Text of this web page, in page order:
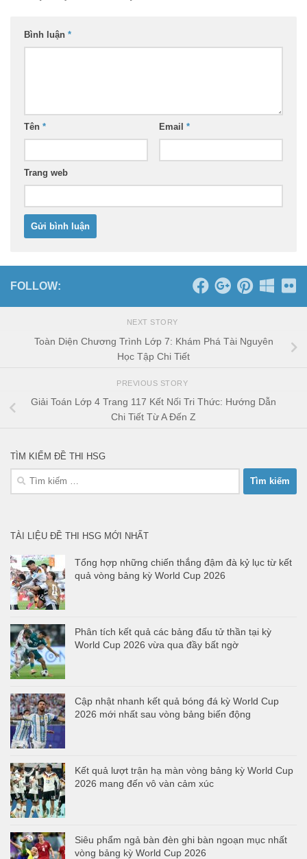
Bình luận *
Tên * Email *
Trang web
FOLLOW:
NEXT STORY
Toàn Diện Chương Trình Lớp 7: Khám Phá Tài Nguyên
Học Tập Chi Tiết
PREVIOUS STORY
Giải Toán Lớp 4 Trang 117 Kết Nối Tri Thức: Hướng Dẫn
Chi Tiết Từ A Đến Z
TÌM KIẾM ĐỀ THI HSG
Tìm
TÀI LIỆU ĐỀ THI HSG MỚI NHẤT
Tổng hợp những chiến thắng đậm đà kỷ lục từ kết
quả vòng bảng kỳ World Cup 2026
Phân tích kết quả các bảng đấu tử thần tại kỳ
World Cup 2026 vừa qua đầy bất ngờ
Cập nhật nhanh kết quả bóng đá kỳ World Cup
2026 mới nhất sau vòng bảng biến động
Kết quả lượt trận hạ màn vòng bảng kỳ World Cup
2026 mang đến vô vàn cảm xúc
Siêu phẩm ngả bàn đèn ghi bàn ngoạn mục nhất
vòng bảng kỳ World Cup 2026